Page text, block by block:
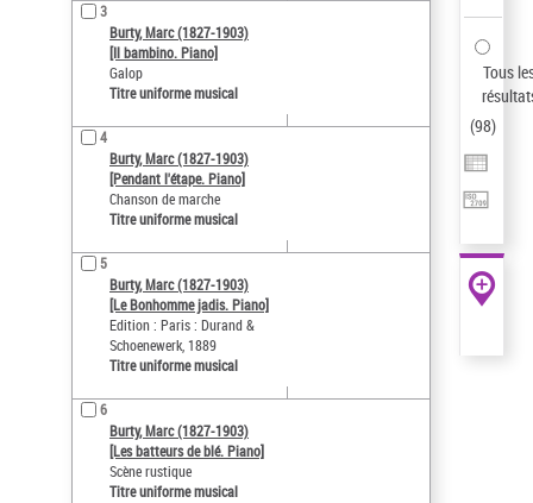
Pays
Siècle (naissance, création)
Genre musical
Auteur d’œuvre
3
Burty, Marc (1827-1903)
[Il bambino. Piano]
Galop
Titre uniforme musical
4
Burty, Marc (1827-1903)
[Pendant l'étape. Piano]
Chanson de marche
Titre uniforme musical
5
Burty, Marc (1827-1903)
[Le Bonhomme jadis. Piano]
Edition : Paris : Durand &
Schoenewerk, 1889
Titre uniforme musical
6
Burty, Marc (1827-1903)
[Les batteurs de blé. Piano]
Scène rustique
Titre uniforme musical
Tous
(98)